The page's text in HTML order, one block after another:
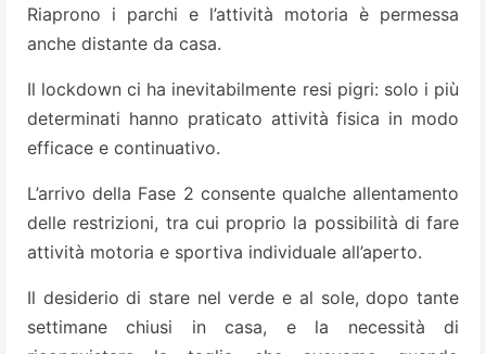
Riaprono i parchi e l’attività motoria è permessa
anche distante da casa.
Il lockdown ci ha inevitabilmente resi pigri: solo i più
determinati hanno praticato attività fisica in modo
efficace e continuativo.
L’arrivo della Fase 2 consente qualche allentamento
delle restrizioni, tra cui proprio la possibilità di fare
attività motoria e sportiva individuale all’aperto.
Il desiderio di stare nel verde e al sole, dopo tante
settimane chiusi in casa, e la necessità di